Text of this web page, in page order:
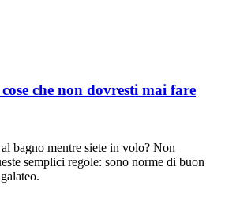
che non dovresti mai fare
bagno mentre siete in volo? Non
semplici regole: sono norme di buon